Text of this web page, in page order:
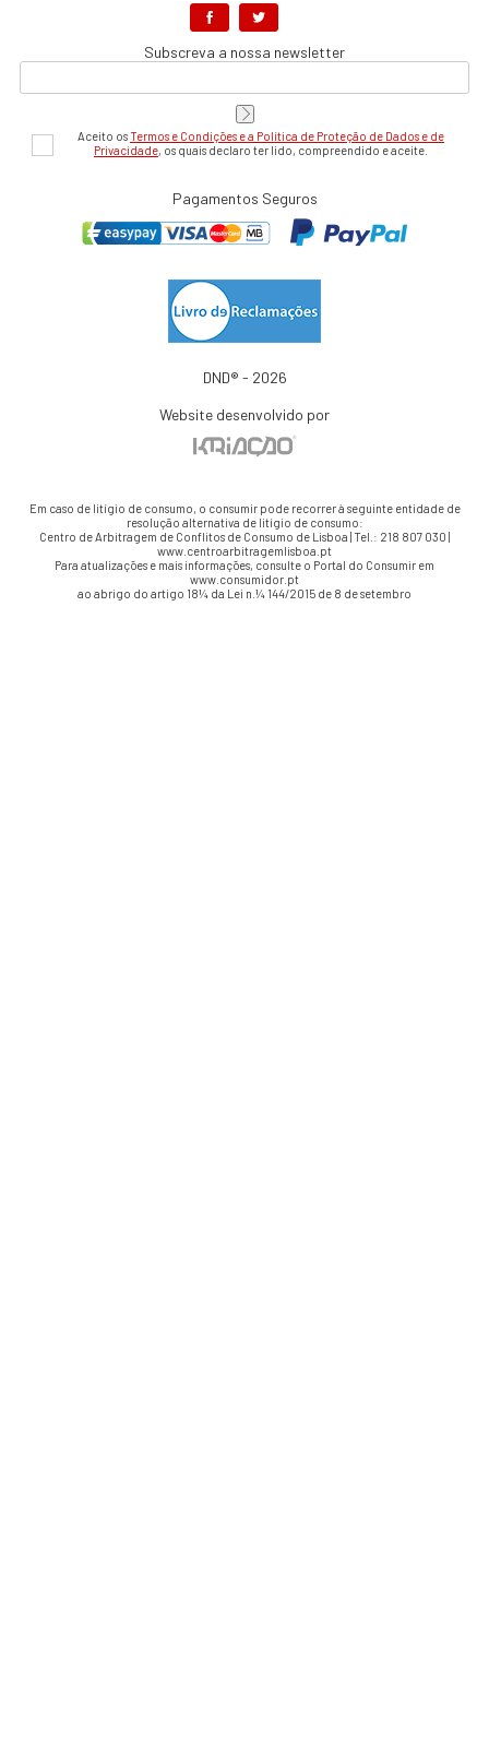
Subscreva a nossa newsletter
Aceito osTermos e Condições e a Política de Proteção de Dados e de
Privacidade, os quais declaro ter lido, compreendido e aceite.
Pagamentos Seguros
DND® - 2026
Website desenvolvido por
Em caso de litígio de consumo, o consumir pode recorrer à seguinte entidade de
resolução alternativa de litígio de consumo:
Centro de Arbitragem de Conflitos de Consumo de Lisboa | Tel.: 218 807 030 |
www.centroarbitragemlisboa.pt
Para atualizações e mais informações, consulte o Portal do Consumir em
www.consumidor.pt
ao abrigo do artigo 18¼ da Lei n.¼ 144/2015 de 8 de setembro